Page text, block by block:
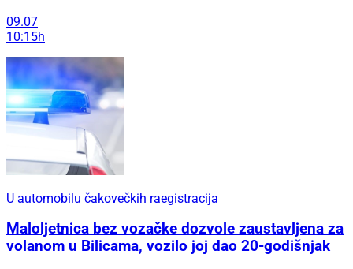
09.07
10:15h
U automobilu čakovečkih raegistracija
Maloljetnica bez vozačke dozvole zaustavljena za
volanom u Bilicama, vozilo joj dao 20-godišnjak